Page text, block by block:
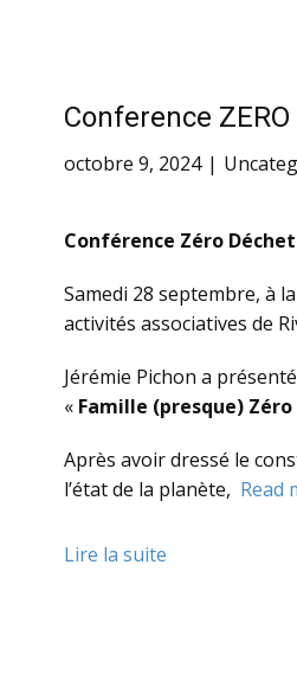
Conference ZERO
octobre 9, 2024
Conférence Zéro Déchet
Samedi 28 septembre, à
activités associatives de
Jérémie Pichon a
« Famille (presque) Zéro
Après avoir dressé le
l’état de la planète, Read
Lire la suite